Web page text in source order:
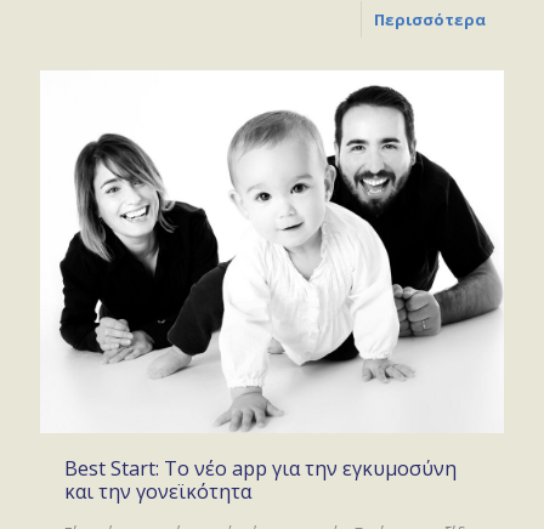
Περισσότερα
Best Start: Το νέο app για την εγκυμοσύνη
και την γονεϊκότητα